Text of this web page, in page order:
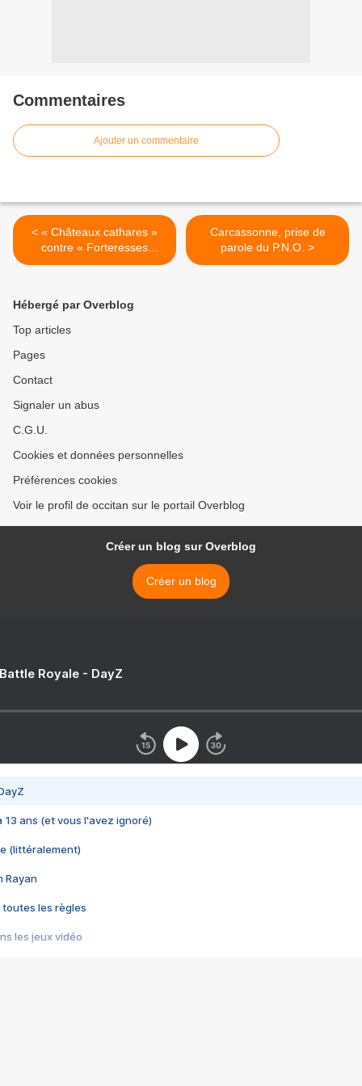
Commentaires
Ajouter un commentaire
< « Châteaux cathares »
contre « Forteresses
royales »
Carcassonne, prise de
parole du P.N.O. >
Hébergé par Overblog
Top articles
Pages
Contact
Signaler un abus
C.G.U.
Cookies et données personnelles
Préférences cookies
Voir le profil de occitan sur le portail Overblog
Créer un blog sur Overblog
Créer un blog
Royale - DayZ
13 ans (et vous l'avez ignoré)
(littéralement)
Rayan
toutes les règles
les jeux vidéo